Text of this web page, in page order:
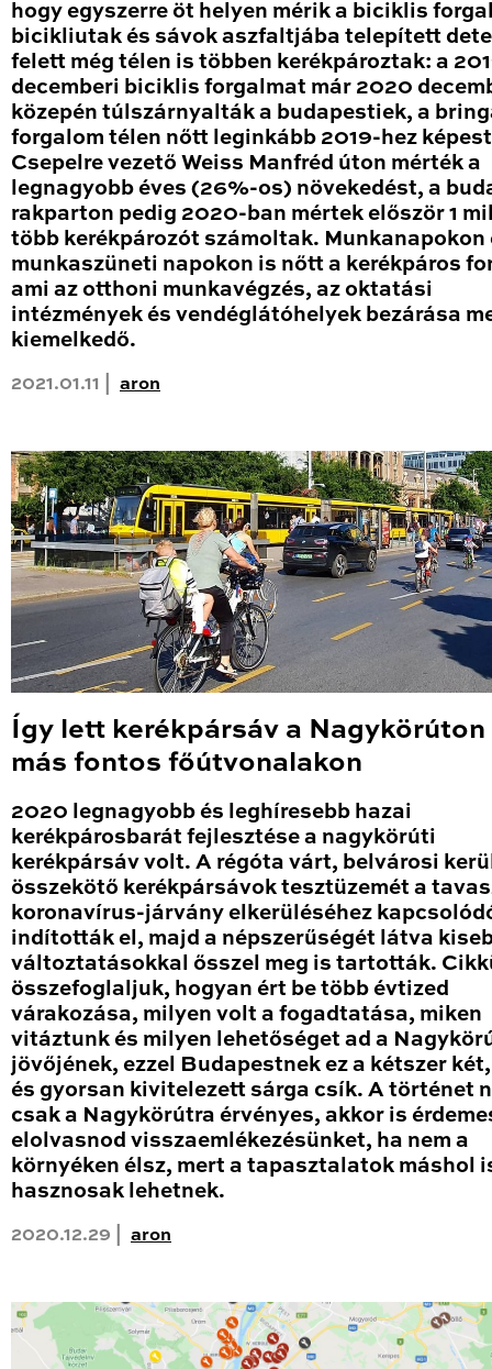
hogy egyszerre öt helyen mérik a biciklis
bicikliutak és sávok aszfaltjába telepített
felett még télen is többen kerékpároztak: a
decemberi biciklis forgalmat már 2020
közepén túlszárnyalták a budapestiek, a
forgalom télen nőtt leginkább 2019-hez
Csepelre vezető Weiss Manfréd úton mérték a
legnagyobb éves (26%-os) növekedést, a
rakparton pedig 2020-ban mértek először 1
több kerékpározót számoltak. Munkanapokon
munkaszüneti napokon is nőtt a kerékpáros
ami az otthoni munkavégzés, az oktatási
intézmények és vendéglátóhelyek bezárása
kiemelkedő.
2021.01.11 | aron
Így lett kerékpársáv a Nagykörúton
más fontos főútvonalakon
2020 legnagyobb és leghíresebb hazai
kerékpárosbarát fejlesztése a nagykörúti
kerékpársáv volt. A régóta várt, belvárosi
összekötő kerékpársávok tesztüzemét a
koronavírus-járvány elkerüléséhez
indították el, majd a népszerűségét látva
változtatásokkal ősszel meg is tartották.
összefoglaljuk, hogyan ért be több évtized
várakozása, milyen volt a fogadtatása, miken
vitáztunk és milyen lehetőséget ad a
jövőjének, ezzel Budapestnek ez a kétszer
és gyorsan kivitelezett sárga csík. A történet
csak a Nagykörútra érvényes, akkor is
elolvasnod visszaemlékezésünket, ha nem a
környéken élsz, mert a tapasztalatok máshol
hasznosak lehetnek.
2020.12.29 | aron